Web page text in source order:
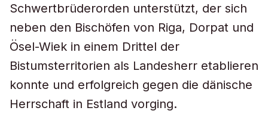
Schwertbrüderorden unterstützt, der sich
neben den Bischöfen von Riga, Dorpat und
Ösel-Wiek in einem Drittel der
Bistumsterritorien als Landesherr etablieren
konnte und erfolgreich gegen die dänische
Herrschaft in Estland vorging.